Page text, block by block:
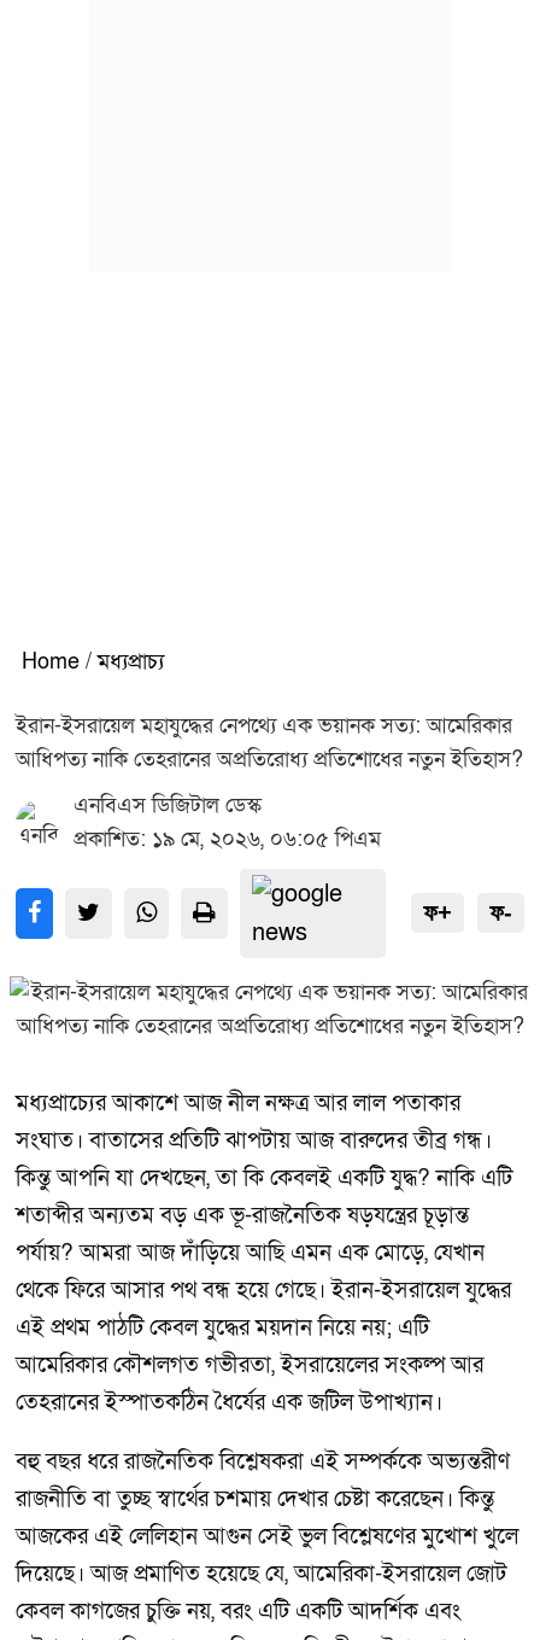
Home / মধ্যপ্রাচ্য
ইরান-ইসরায়েল মহাযুদ্ধের নেপথ্যে এক ভয়ানক সত্য: আমেরিকার
আধিপত্য নাকি তেহরানের অপ্রতিরোধ্য প্রতিশোধের নতুন ইতিহাস?
এনবিএস ডিজিটাল ডেস্ক
প্রকাশিত: ১৯ মে, ২০২৬, ০৬:০৫ পিএম
ফ+ ফ-
মধ্যপ্রাচ্যের আকাশে আজ নীল নক্ষত্র আর লাল পতাকার
সংঘাত। বাতাসের প্রতিটি ঝাপটায় আজ বারুদের তীব্র গন্ধ।
কিন্তু আপনি যা দেখছেন, তা কি কেবলই একটি যুদ্ধ? নাকি এটি
শতাব্দীর অন্যতম বড় এক ভূ-রাজনৈতিক ষড়যন্ত্রের চূড়ান্ত
পর্যায়? আমরা আজ দাঁড়িয়ে আছি এমন এক মোড়ে, যেখান
থেকে ফিরে আসার পথ বন্ধ হয়ে গেছে। ইরান-ইসরায়েল যুদ্ধের
এই প্রথম পাঠটি কেবল যুদ্ধের ময়দান নিয়ে নয়; এটি
আমেরিকার কৌশলগত গভীরতা, ইসরায়েলের সংকল্প আর
তেহরানের ইস্পাতকঠিন ধৈর্যের এক জটিল উপাখ্যান।
বহু বছর ধরে রাজনৈতিক বিশ্লেষকরা এই সম্পর্ককে অভ্যন্তরীণ
রাজনীতি বা তুচ্ছ স্বার্থের চশমায় দেখার চেষ্টা করেছেন। কিন্তু
আজকের এই লেলিহান আগুন সেই ভুল বিশ্লেষণের মুখোশ খুলে
দিয়েছে। আজ প্রমাণিত হয়েছে যে, আমেরিকা-ইসরায়েল জোট
কেবল কাগজের চুক্তি নয়, বরং এটি একটি আদর্শিক এবং